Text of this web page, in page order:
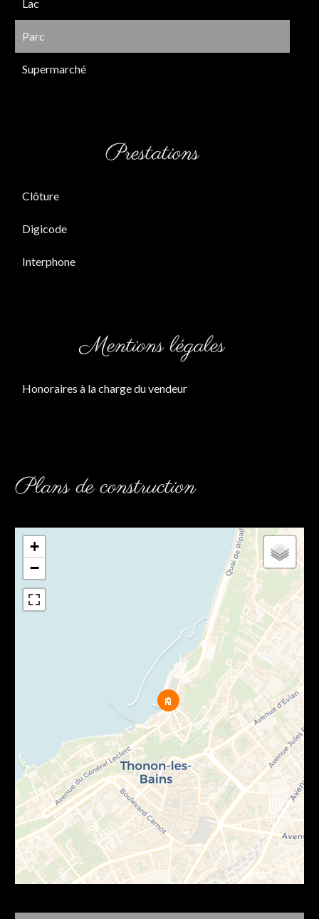
Lac
Parc
Supermarché
Prestations
Clôture
Digicode
Interphone
Mentions légales
Honoraires à la charge du vendeur
Plans de construction
+
−